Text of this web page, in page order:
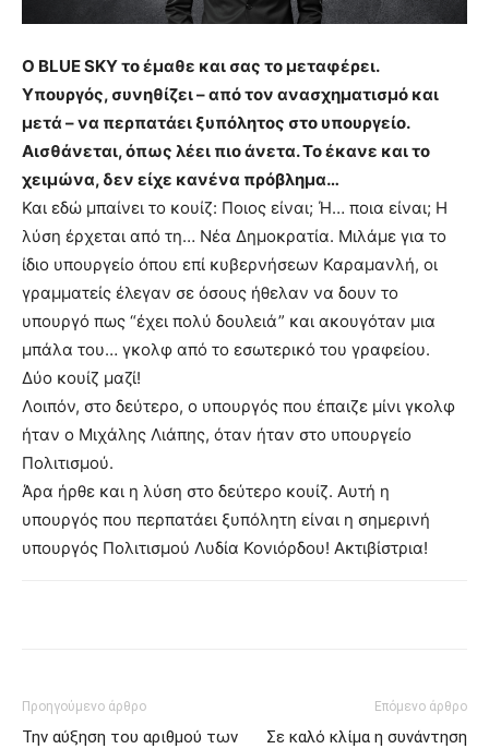
Ο BLUE SKY το έμαθε και σας το μεταφέρει.
Υπουργός, συνηθίζει – από τον ανασχηματισμό και
μετά – να περπατάει ξυπόλητος στο υπουργείο.
Αισθάνεται, όπως λέει πιο άνετα. Το έκανε και το
χειμώνα, δεν είχε κανένα πρόβλημα…
Και εδώ μπαίνει το κουίζ: Ποιος είναι; Ή… ποια είναι; Η
λύση έρχεται από τη… Νέα Δημοκρατία. Μιλάμε για το
ίδιο υπουργείο όπου επί κυβερνήσεων Καραμανλή, οι
γραμματείς έλεγαν σε όσους ήθελαν να δουν το
υπουργό πως “έχει πολύ δουλειά” και ακουγόταν μια
μπάλα του… γκολφ από το εσωτερικό του γραφείου.
Δύο κουίζ μαζί!
Λοιπόν, στο δεύτερο, ο υπουργός που έπαιζε μίνι γκολφ
ήταν ο Μιχάλης Λιάπης, όταν ήταν στο υπουργείο
Πολιτισμού.
Άρα ήρθε και η λύση στο δεύτερο κουίζ. Αυτή η
υπουργός που περπατάει ξυπόλητη είναι η σημερινή
υπουργός Πολιτισμού Λυδία Κονιόρδου! Ακτιβίστρια!
Προηγούμενο άρθρο
Την αύξηση του αριθμού των
Επόμενο άρθρο
Σε καλό κλίμα η συνάντηση